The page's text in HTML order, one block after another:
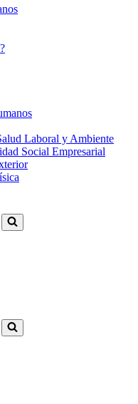
Laboral y Ambiente
Social Empresarial